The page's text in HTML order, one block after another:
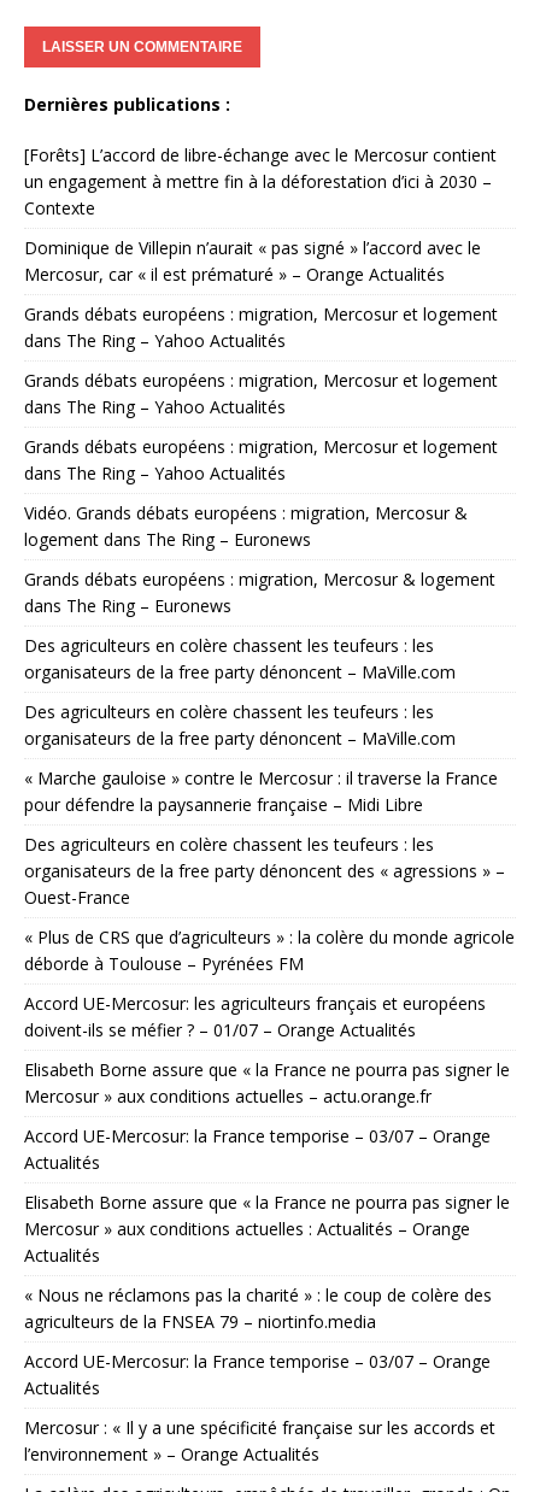
Dernières publications :
[Forêts] L’accord de libre-échange avec le Mercosur contient
un engagement à mettre fin à la déforestation d’ici à 2030 –
Contexte
Dominique de Villepin n’aurait « pas signé » l’accord avec le
Mercosur, car « il est prématuré » – Orange Actualités
Grands débats européens : migration, Mercosur et logement
dans The Ring – Yahoo Actualités
Grands débats européens : migration, Mercosur et logement
dans The Ring – Yahoo Actualités
Grands débats européens : migration, Mercosur et logement
dans The Ring – Yahoo Actualités
Vidéo. Grands débats européens : migration, Mercosur &
logement dans The Ring – Euronews
Grands débats européens : migration, Mercosur & logement
dans The Ring – Euronews
Des agriculteurs en colère chassent les teufeurs : les
organisateurs de la free party dénoncent – MaVille.com
Des agriculteurs en colère chassent les teufeurs : les
organisateurs de la free party dénoncent – MaVille.com
« Marche gauloise » contre le Mercosur : il traverse la France
pour défendre la paysannerie française – Midi Libre
Des agriculteurs en colère chassent les teufeurs : les
organisateurs de la free party dénoncent des « agressions » –
Ouest-France
« Plus de CRS que d’agriculteurs » : la colère du monde agricole
déborde à Toulouse – Pyrénées FM
Accord UE-Mercosur: les agriculteurs français et européens
doivent-ils se méfier ? – 01/07 – Orange Actualités
Elisabeth Borne assure que « la France ne pourra pas signer le
Mercosur » aux conditions actuelles – actu.orange.fr
Accord UE-Mercosur: la France temporise – 03/07 – Orange
Actualités
Elisabeth Borne assure que « la France ne pourra pas signer le
Mercosur » aux conditions actuelles : Actualités – Orange
Actualités
« Nous ne réclamons pas la charité » : le coup de colère des
agriculteurs de la FNSEA 79 – niortinfo.media
Accord UE-Mercosur: la France temporise – 03/07 – Orange
Actualités
Mercosur : « Il y a une spécificité française sur les accords et
l’environnement » – Orange Actualités